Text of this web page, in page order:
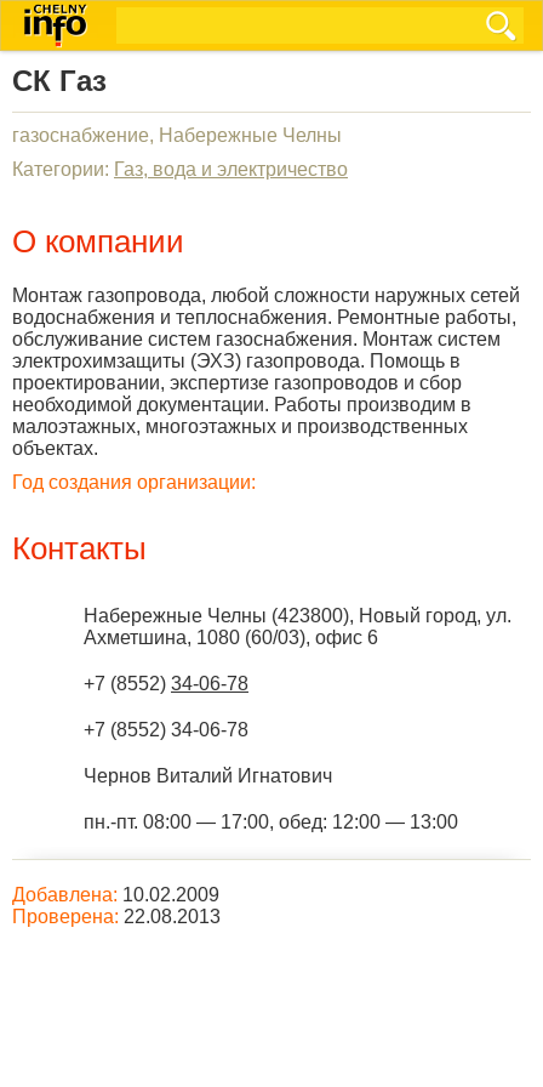
СК Газ
газоснабжение, Набережные Челны
Категории: Газ, вода и электричество
О компании
Монтаж газопровода, любой сложности наружных сетей
водоснабжения и теплоснабжения. Ремонтные работы,
обслуживание систем газоснабжения. Монтаж систем
электрохимзащиты (ЭХЗ) газопровода. Помощь в
проектировании, экспертизе газопроводов и сбор
необходимой документации. Работы производим в
малоэтажных, многоэтажных и производственных
объектах.
Год создания организации:
Контакты
Набережные Челны (423800), Новый город, ул.
Ахметшина, 1080 (60/03), офис 6
+7 (8552) 34-06-78
+7 (8552) 34-06-78
Чернов Виталий Игнатович
пн.-пт. 08:00 — 17:00, обед: 12:00 — 13:00
Добавлена: 10.02.2009
Проверена: 22.08.2013